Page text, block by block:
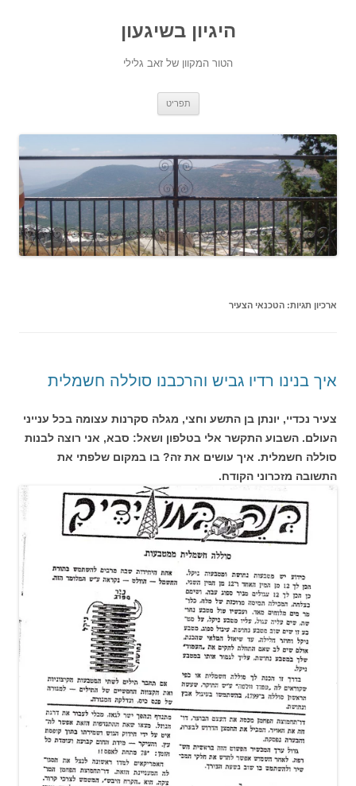
היגיון בשיגעון
הטור המקוון של זאב גלילי
תפריט
ארכיון תגיות: הטכנאי הצעיר
איך בנינו רדיו גביש והרכבנו סוללה חשמלית
צעיר נכדיי, יונתן בן התשע וחצי, מגלה סקרנות עצומה בכל ענייני
העולם. השבוע התקשר אלי בטלפון ושאל: סבא, אני רוצה לבנות
סוללה חשמלית. איך עושים את זה? בו במקום שלפתי את
התשובה מזכרוני הקודח.